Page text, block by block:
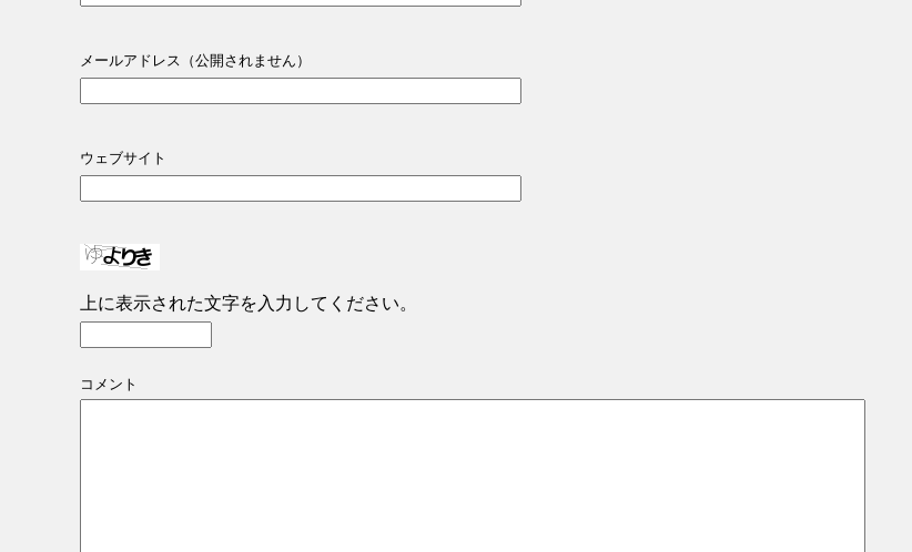
メールアドレス（公開されません）
ウェブサイト
上に表示された文字を入力してください。
コメント